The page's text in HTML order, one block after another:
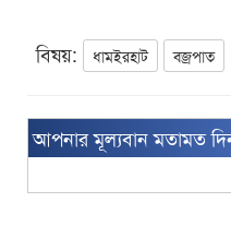
বিষয়: ধামইরহাট বজ্রপাত
আপনার মূল্যবান মতামত